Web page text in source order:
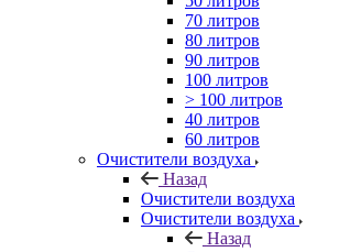
70 литров
80 литров
90 литров
100 литров
> 100 литров
40 литров
60 литров
Очистители воздуха
Назад
Очистители воздуха
Очистители воздуха
Назад